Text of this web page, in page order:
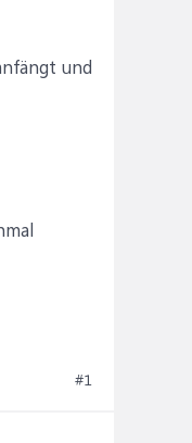
und
#1